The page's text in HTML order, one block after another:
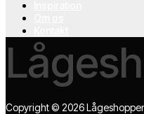
Copyright © 2026